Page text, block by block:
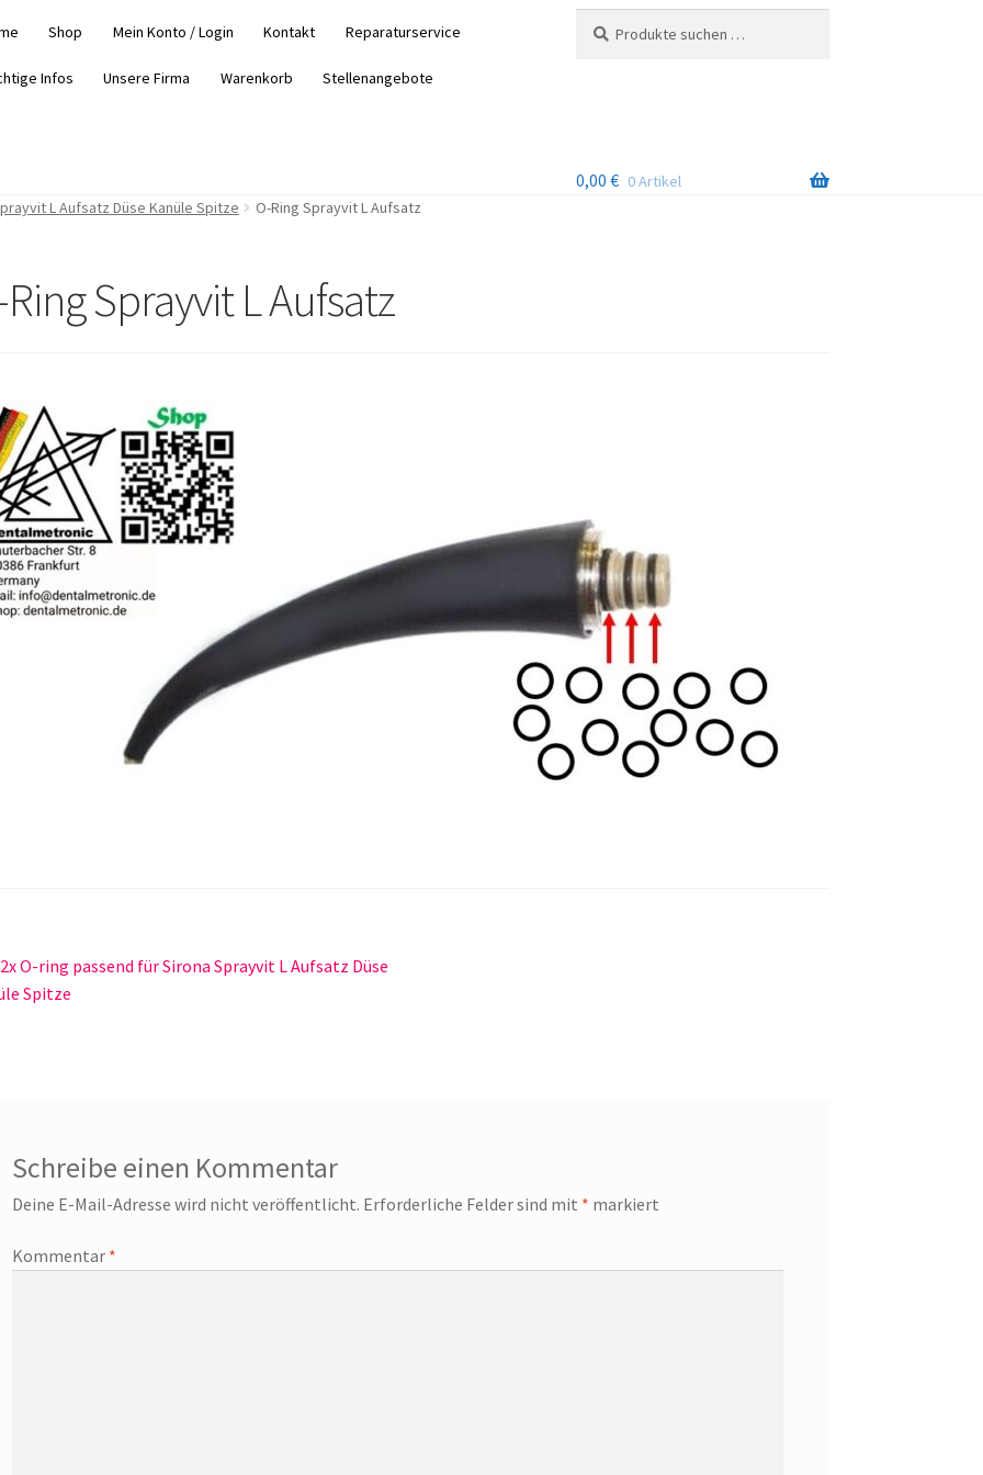
Shop Mein Konto / Login Kontakt Reparaturservice
Infos Unsere Firma Warenkorb Stellenangebote
nach:
0,00 € 0 Artikel
L Aufsatz Düse Kanüle Spitze O-Ring Sprayvit L Aufsatz
Sprayvit L Aufsatz
O-ring passend für Sirona Sprayvit L Aufsatz Düse
Spitze
Schreibe einen Kommentar
Deine E-Mail-Adresse wird nicht veröffentlicht. Erforderliche Felder sind mit * markiert
Kommentar *